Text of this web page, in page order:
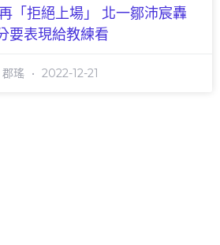
「拒絕上場」 北一鄒沛宸轟
要表現給教練看
郡瑤 2022-12-21